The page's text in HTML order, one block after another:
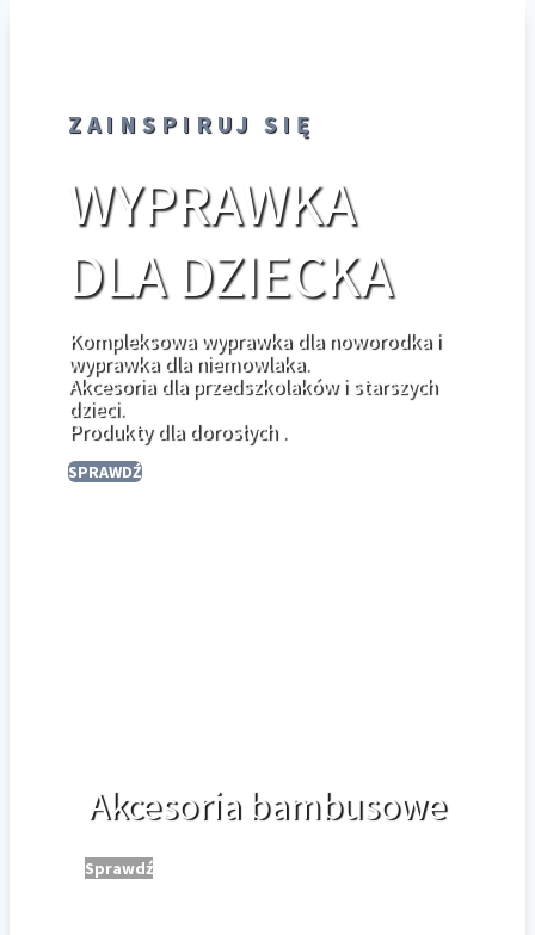
ZAINSPIRUJ SIĘ
WYPRAWKA
DLA DZIECKA
Kompleksowa wyprawka dla noworodka i
wyprawka dla niemowlaka.
Akcesoria dla przedszkolaków i starszych
dzieci.
Produkty dla dorosłych .
SPRAWDŹ
Akcesoria bambusowe
Sprawdź